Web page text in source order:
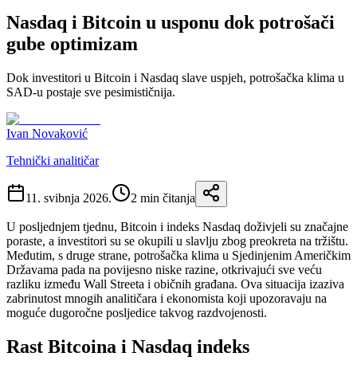
Nasdaq i Bitcoin u usponu dok potrošači
gube optimizam
Dok investitori u Bitcoin i Nasdaq slave uspjeh, potrošačka klima u
SAD-u postaje sve pesimističnija.
Ivan Novaković
Tehnički analitičar
11. svibnja 2026. 2 min čitanja
U posljednjem tjednu, Bitcoin i indeks Nasdaq doživjeli su značajne
poraste, a investitori su se okupili u slavlju zbog preokreta na tržištu.
Međutim, s druge strane, potrošačka klima u Sjedinjenim Američkim
Državama pada na povijesno niske razine, otkrivajući sve veću
razliku između Wall Streeta i običnih građana. Ova situacija izaziva
zabrinutost mnogih analitičara i ekonomista koji upozoravaju na
moguće dugoročne posljedice takvog razdvojenosti.
Rast Bitcoina i Nasdaq indeks